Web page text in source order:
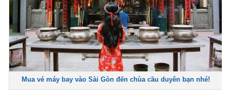
Mua vé máy bay vào Sài Gòn đến chùa cầu duyên bạn nhé!